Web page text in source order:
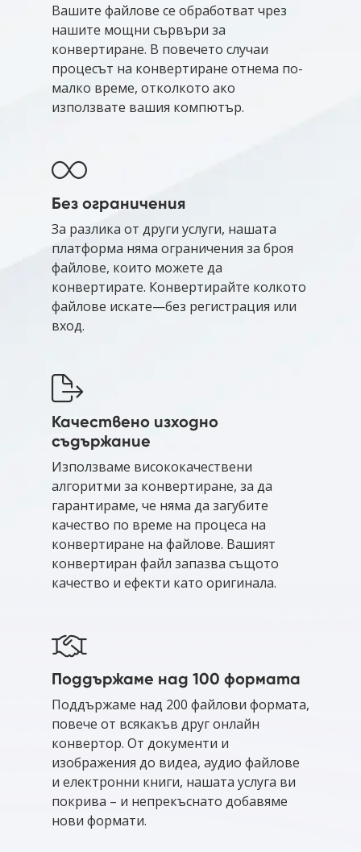
Вашите файлове се обработват чрез
нашите мощни сървъри за
конвертиране. В повечето случаи
процесът на конвертиране отнема по-
малко време, отколкото ако
използвате вашия компютър.
Без ограничения
За разлика от други услуги, нашата
платформа няма ограничения за броя
файлове, които можете да
конвертирате. Конвертирайте колкото
файлове искате—без регистрация или
вход.
Качествено изходно
съдържание
Използваме висококачествени
алгоритми за конвертиране, за да
гарантираме, че няма да загубите
качество по време на процеса на
конвертиране на файлове. Вашият
конвертиран файл запазва същото
качество и ефекти като оригинала.
Поддържаме над 100 формата
Поддържаме над 200 файлови формата,
повече от всякакъв друг онлайн
конвертор. От документи и
изображения до видеа, аудио файлове
и електронни книги, нашата услуга ви
покрива – и непрекъснато добавяме
нови формати.